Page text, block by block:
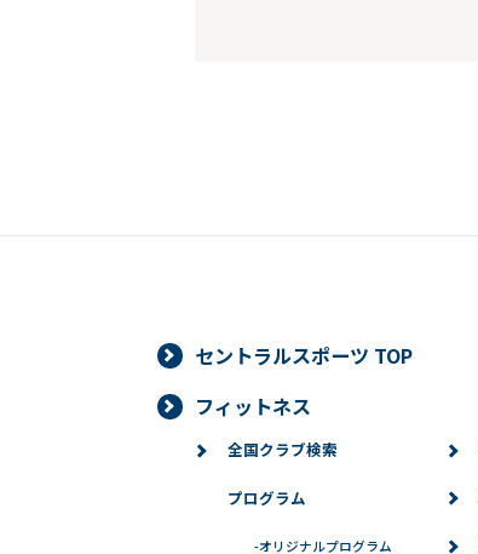
セントラルスポーツ TOP
フィットネス
全国クラブ検索
プログラム
-オリジナルプログラム